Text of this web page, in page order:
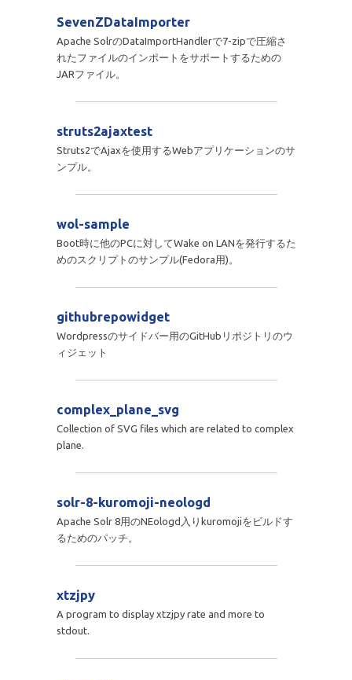
SevenZDataImporter
Apache SolrのDataImportHandlerで7-zipで圧縮さ
れたファイルのインポートをサポートするための
JARファイル。
struts2ajaxtest
Struts2でAjaxを使用するWebアプリケーションのサ
ンプル。
wol-sample
Boot時に他のPCに対してWake on LANを発行するた
めのスクリプトのサンプル(Fedora用)。
githubrepowidget
Wordpressのサイドバー用のGitHubリポジトリのウ
ィジェット
complex_plane_svg
Collection of SVG files which are related to complex
plane.
solr-8-kuromoji-neologd
Apache Solr 8用のNEologd入りkuromojiをビルドす
るためのパッチ。
xtzjpy
A program to display xtzjpy rate and more to
stdout.